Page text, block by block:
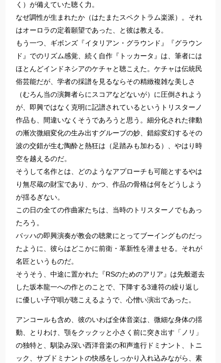
く）が備えていた聴く力。
なぜ調性が生まれたか（はたまたスペクトラム楽派）。それ
はオーロラの定着願望であった、と彼は教える。
もう一つ、ギボンズ『イタリアン・グラウンド』『グラウン
ド』でのリズム感覚、続く自作『トッカータ』は、筆者には
ほとんどインドネシアのケチャと聴こえた。ケチャは伝統民
俗芸能だが、学者の採譜を見るならその精緻複雑な美しさ
（むろん当の演舞者らにスコアなどないが）に圧倒されよう
が、即興ではなく克明に記譜されているというトリスターノ
作品も、間違いなくそうであろうと思う。細分化された律動
の漸次微細変化の生み出すグルーブの妙、錯綜変幻するその
波の交錯が生む陶酔と熱狂は（足踏みも加わる）、やはり時
空を越えるのだ。
そうして名作とは、どのようなアプローチも可能とするやは
り無尽蔵の財宝であり、かつ、作品の骨格は何をどうしよう
が揺るぎない。
この日の全ての作曲家たちは、当時のトリスターノでもあっ
たろう。
バッハの即興演奏が教会の聴衆にとってブーイングものだっ
たように、彼らはどこかに前衛・革新性を潜ませる。それが
名匠というものだ。
そうそう、中途に置かれた『RSのためのアリア』は先般逝去
した坂本龍一への作とのことで、下降する3連符の繰り返し
に優しい子守唄が聴こえるようで、心憎い演出であった。
アンコールも含め、彼のいわば全体音楽は、微細な身体の揺
動、とりわけ、顎をクックッと小さく前に突き出す「ノリ」
の独特と、馴染み深い西洋音楽の和声進行ドミナント、トニ
ック、サブドミナントの快感をしっかり入れ込みながら、素